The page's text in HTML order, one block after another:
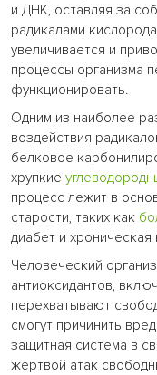
и ДНК, оставляя за
радикалами
увеличивается и
процессы организма
функционировать.
Одним из наиболее
воздействия
белковое
хрупкие
процесс лежит в
старости, таких как
диабет и хроническая
Человеческий
антиоксидантов,
перехватывают
смогут причинить
защитная система в
жертвой атак